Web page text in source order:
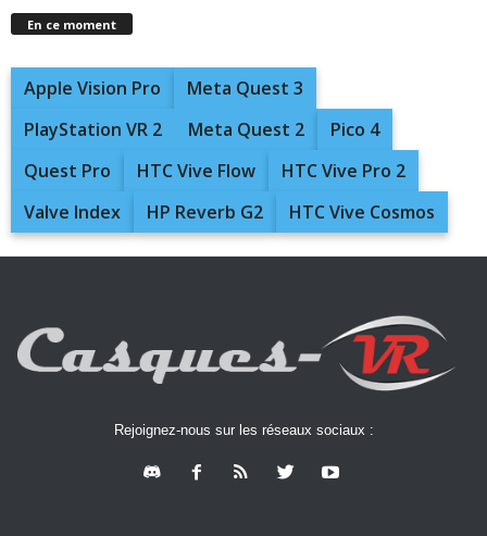
En ce moment
Apple Vision Pro
Meta Quest 3
PlayStation VR 2
Meta Quest 2
Pico 4
Quest Pro
HTC Vive Flow
HTC Vive Pro 2
Valve Index
HP Reverb G2 HTC Vive Cosmos
Rejoignez-nous sur les réseaux sociaux :